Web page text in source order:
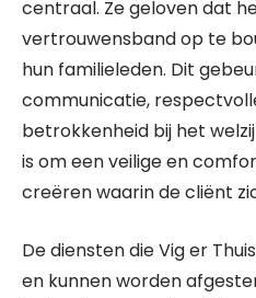
centraal. Ze geloven dat
vertrouwensband op te
hun familieleden. Dit
communicatie,
betrokkenheid bij het
is om een veilige en
creëren waarin de cliënt
De diensten die Vig er
en kunnen worden